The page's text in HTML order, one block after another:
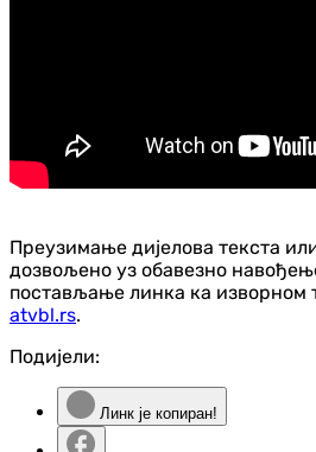
Преузимање дијелова текста
дозвољено уз обавезно
постављање линка ка изворном
atvbl.rs.
Подијели:
Линк је копиран!